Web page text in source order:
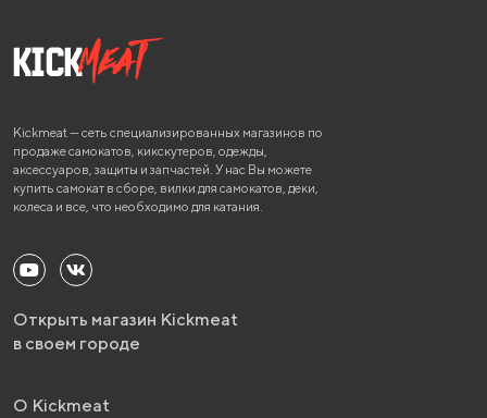
Kickmeat — сеть специализированных магазинов по
продаже самокатов, кикскутеров, одежды,
аксессуаров, защиты и запчастей. У нас Вы можете
купить самокат в сборе, вилки для самокатов, деки,
колеса и все, что необходимо для катания.
Открыть магазин Kickmeat
в своем городе
О Kickmeat